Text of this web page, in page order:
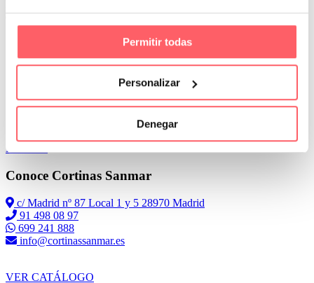
Permitir todas
Personalizar
Denegar
delicadas o de lana.
Leer Más
Conoce Cortinas Sanmar
c/ Madrid nº 87 Local 1 y 5 28970 Madrid
91 498 08 97
699 241 888
info@cortinassanmar.es
VER CATÁLOGO